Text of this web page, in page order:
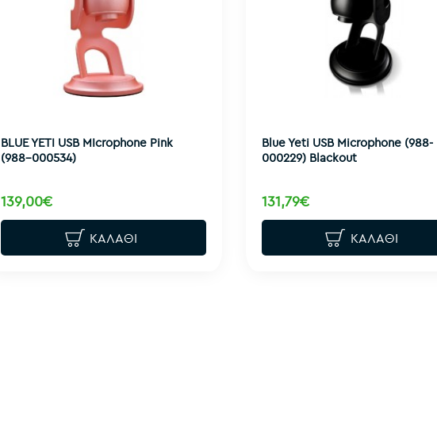
BLUE YETI USB MIcrophone Pink
(988-000534)
139,00€
ΚΑΛΆΘΙ
Blue Yeti USB Microphone (988-
000229) Blackout
131,79€
ΚΑΛΆΘΙ